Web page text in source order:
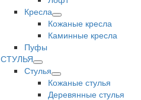
Кресла
Кожаные кресла
Каминные кресла
Пуфы
СТУЛЬЯ
Стулья
Кожаные стулья
Деревянные стулья